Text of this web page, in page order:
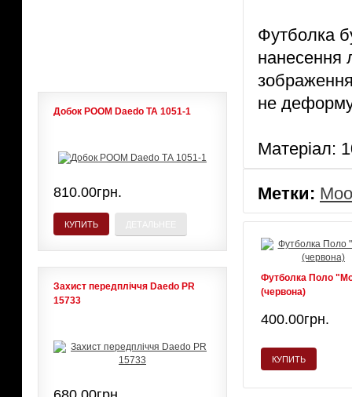
Добок POOM Daedo ТА 1051-1
810.00грн.
КУПИТЬ
Захист передпліччя Daedo PR
15733
Футболка
нанесення
не
Матеріал:
Метки:
Футболка Поло
(червона)
400.00грн.
КУПИТЬ